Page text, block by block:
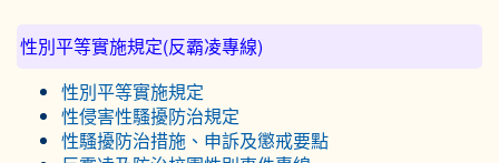
性別平等實施規定(反霸凌專線)
性別平等實施規定
性侵害性騷擾防治規定
性騷擾防治措施、申訴及懲戒要點